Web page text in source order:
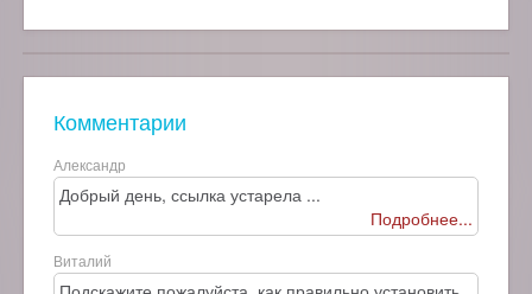
Комментарии
Александр
Добрый день, ссылка устарела ...
Подробнее...
Виталий